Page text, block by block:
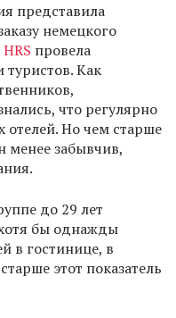
представила
немецкого
HRS провела
Как
что регулярно
отелей. Но чем старше
менее забывчив,
до 29 лет
бы однажды
в гостинице, в
этот показатель